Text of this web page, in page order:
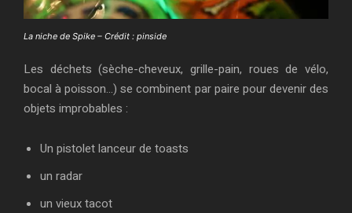
La niche de Spike – Crédit : pinside
Les déchets (sèche-cheveux, grille-pain, roues de vélo,
bocal à poisson…) se combinent par paire pour devenir des
objets improbables :
Un pistolet lanceur de toasts
un radar
un vieux tacot